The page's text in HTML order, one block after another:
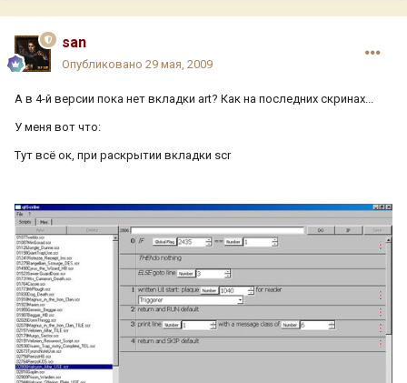
san
Опубликовано 29 мая, 2009
А в 4-й версии пока нет вкладки art? Как на последних скринах...
У меня вот что:
Тут всё ок, при раскрытии вкладки scr